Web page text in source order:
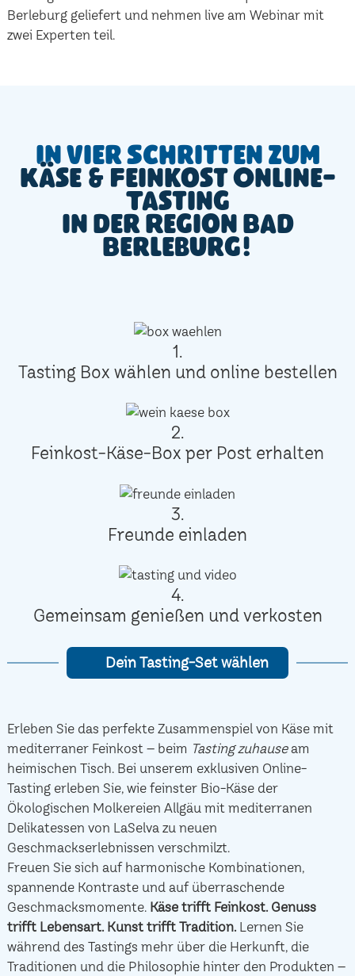
Berleburg geliefert und nehmen live am Webinar mit
zwei Experten teil.
In vier Schritten zum
Käse & Feinkost Online-
Tasting
in der Region Bad
Berleburg!
1.
Tasting Box wählen und online bestellen
2.
Feinkost-Käse-Box per Post erhalten
3.
Freunde einladen
4.
Gemeinsam genießen und verkosten
Dein Tasting-Set wählen
Erleben Sie das perfekte Zusammenspiel von Käse mit
mediterraner Feinkost – beim Tasting zuhauseam
heimischen Tisch. Bei unserem exklusiven Online-
Tasting erleben Sie, wie feinster Bio-Käse der
Ökologischen Molkereien Allgäu mit mediterranen
Delikatessen von LaSelva zu neuen
Geschmackserlebnissen verschmilzt.
Freuen Sie sich auf harmonische Kombinationen,
spannende Kontraste und auf überraschende
Geschmacksmomente. Käse trifft Feinkost. Genuss
trifft Lebensart. Kunst trifft Tradition.Lernen Sie
während des Tastings mehr über die Herkunft, die
Traditionen und die Philosophie hinter den Produkten –